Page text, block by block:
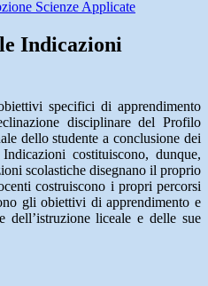
Scienze Applicate
Indicazioni
specifici di apprendimento
disciplinare del Profilo
dello studente a conclusione dei
costituiscono, dunque,
scolastiche disegnano il proprio
costruiscono i propri percorsi
gli obiettivi di apprendimento e
dell’istruzione liceale e delle sue